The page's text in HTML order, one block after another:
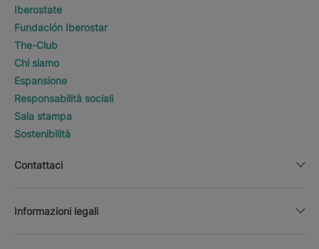
Iberostate
Fundación Iberostar
The-Club
Chi siamo
Espansione
Responsabilità sociali
Sala stampa
Sostenibilità
Contattaci
Informazioni legali